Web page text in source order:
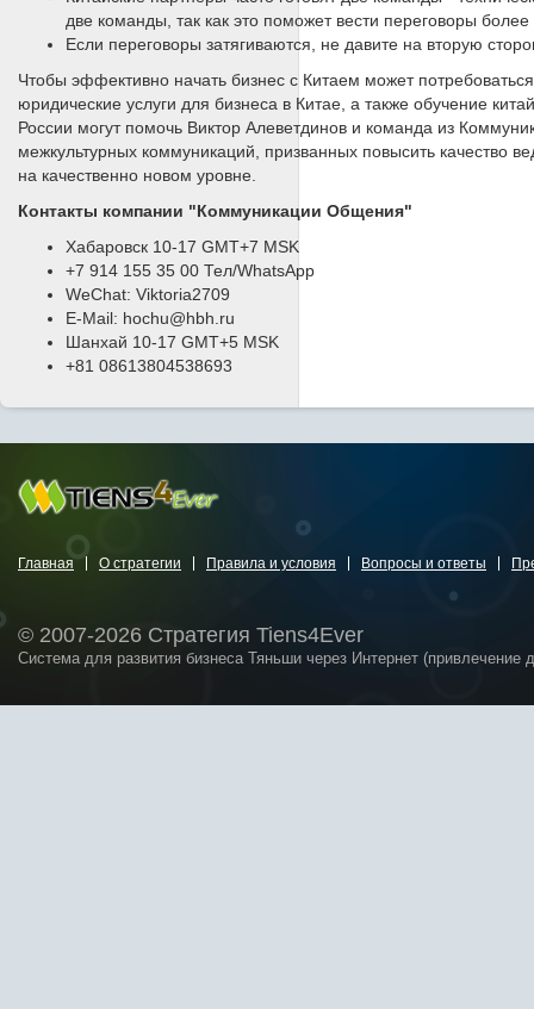
две команды, так как это поможет вести переговоры
Если переговоры затягиваются, не давите на вторую
Чтобы эффективно начать бизнес с Китаем может
юридические услуги для бизнеса в Китае, а также обучение
России могут помочь Виктор Алеветдинов и команда из
межкультурных коммуникаций, призванных повысить качество
на качественно новом уровне.
Контакты компании "Коммуникации Общения"
Хабаровск 10-17 GMT+7 MSK
+7 914 155 35 00 Тел/WhatsApp
WeChat: Viktoria2709
E-Mail: hochu@hbh.ru
Шанхай 10-17 GMT+5 MSK
+81 08613804538693
Главная О стратегии Правила и условия Вопросы и ответы
© 2007-2026 Стратегия Tiens4Ever
Система для развития бизнеса Тяньши через Интернет (привлечение